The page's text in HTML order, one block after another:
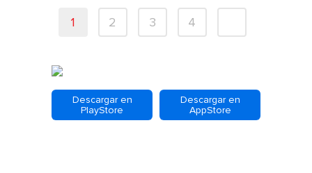
1 2 3 4
Descargar en
PlayStore
Descargar en
AppStore